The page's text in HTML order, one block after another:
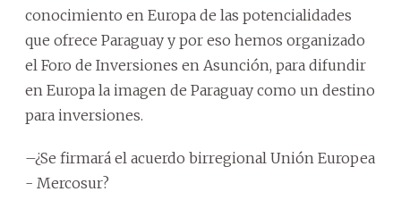
conocimiento en Europa de las potencialidades
que ofrece Paraguay y por eso hemos organizado
el Foro de Inversiones en Asunción, para difundir
en Europa la imagen de Paraguay como un destino
para inversiones.
–¿Se firmará el acuerdo birregional Unión Europea
- Mercosur?